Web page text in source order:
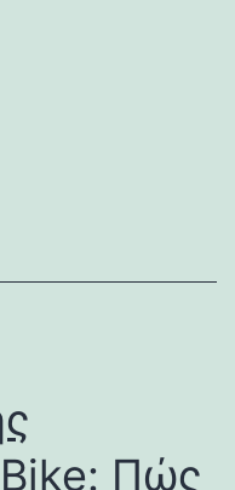
Πώς